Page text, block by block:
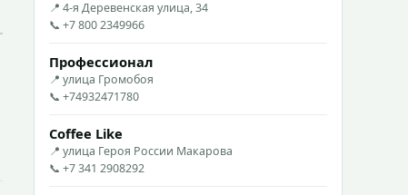
📍 4-я Деревенская улица, 34
📞 +7 800 2349966
Профессионал
📍 улица Громобоя
📞 +74932471780
Coffee Like
📍 улица Героя России Макарова
📞 +7 341 2908292